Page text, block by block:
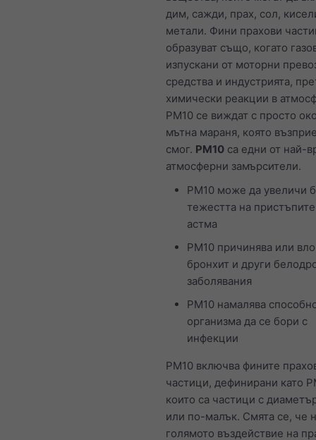
дим, сажди, прах, сол,
метали. Фини прахови
образуват също, когато
изпускани от моторни
средства и индустрията,
химически реакции в
PM10 се виждат с просто
мътна мараня, която
смог. PM10 са едни от най-
атмосферни замърсители.
PM10 може да увеличи
тежестта на
астма
PM10 причинява или
бронхит и други
заболявания
PM10 намалява
организма да се бори с
инфекции
PM10 включва фините
частици, дефинирани като
които са частици с
или по-малък. Смята се, че
голямото въздействие на